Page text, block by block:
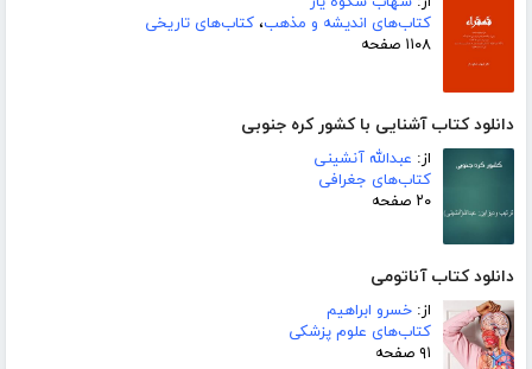
کتاب‌های اندیشه و مذهب، کتاب‌های تاریخی
۱۱۰۸ صفحه
دانلود کتاب آشنایی با کشور کره جنوبی
از: عبدالله آنشینی
کتاب‌های جغرافی
۲۰ صفحه
دانلود کتاب آناتومی
از: خسرو ابراهیم
کتاب‌های علوم پزشکی
۹۱ صفحه